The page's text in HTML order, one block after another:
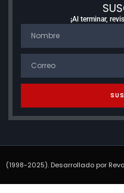
¡Al terminar,
(1998-2025). Desarrollado por